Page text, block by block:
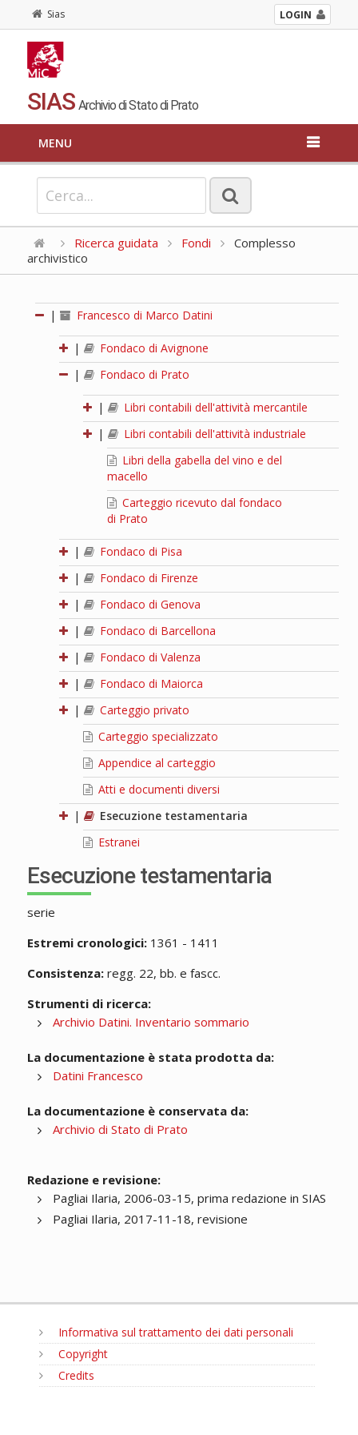
Sias LOGIN
SIAS Archivio di Stato di Prato
MENU
Ricerca guidata Fondi
Complesso
archivistico
| Francesco di Marco Datini
|
Fondaco di Avignone
|
Fondaco di Prato
|
Libri contabili dell'attività mercantile
|
Libri contabili dell'attività industriale
Libri della gabella del vino e del
macello
Carteggio ricevuto dal fondaco
di Prato
|
Fondaco di Pisa
|
Fondaco di Firenze
|
Fondaco di Genova
|
Fondaco di Barcellona
|
Fondaco di Valenza
|
Fondaco di Maiorca
|
Carteggio privato
Carteggio specializzato
Appendice al carteggio
Atti e documenti diversi
|
Esecuzione testamentaria
Estranei
Esecuzione testamentaria
serie
Estremi cronologici:1361 - 1411
Consistenza:regg. 22, bb. e fascc.
Strumenti di ricerca:
Archivio Datini. Inventario sommario
La documentazione è stata prodotta da:
Datini Francesco
La documentazione è conservata da:
Archivio di Stato di Prato
Redazione e revisione:
Pagliai Ilaria, 2006-03-15, prima redazione in SIAS
Pagliai Ilaria, 2017-11-18, revisione
Informativa sul trattamento dei dati personali
Copyright
Credits